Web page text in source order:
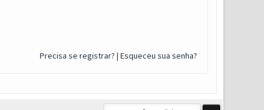
Precisa se registrar? | Esqueceu sua senha?